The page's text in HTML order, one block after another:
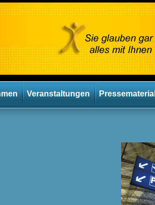
Veranstaltungen Pressematerial